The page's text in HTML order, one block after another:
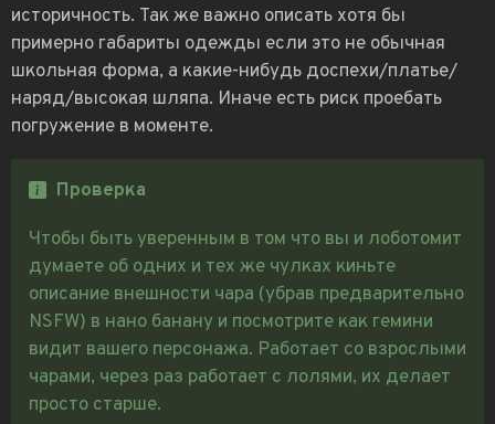
историчность. Так же важно описать хотя бы
примерно габариты одежды если это не обычная
школьная форма, а какие-нибудь доспехи/платье/
наряд/высокая шляпа. Иначе есть риск проебать
погружение в моменте.
Проверка
Чтобы быть уверенным в том что вы и лоботомит
думаете об одних и тех же чулках киньте
описание внешности чара (убрав предварительно
NSFW) в нано банану и посмотрите как гемини
видит вашего персонажа. Работает со взрослыми
чарами, через раз работает с лолями, их делает
просто старше.